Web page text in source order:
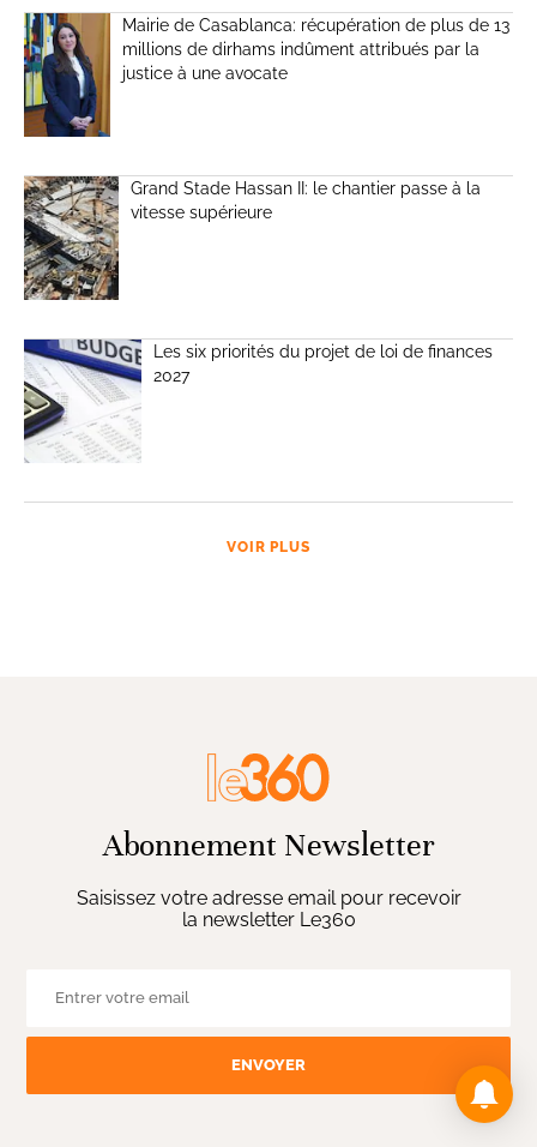
Mairie de Casablanca: récupération de plus de 13
millions de dirhams indûment attribués par la
justice à une avocate
Grand Stade Hassan II: le chantier passe à la
vitesse supérieure
Les six priorités du projet de loi de finances
2027
VOIR PLUS
Abonnement Newsletter
Saisissez votre adresse email pour recevoir
la newsletter Le360
ENVOYER